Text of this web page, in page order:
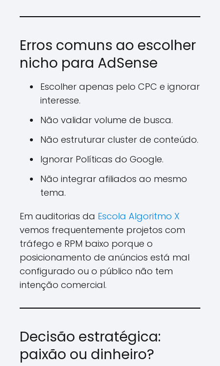
Erros comuns ao escolher
nicho para AdSense
Escolher apenas pelo CPC e ignorar
interesse.
Não validar volume de busca.
Não estruturar cluster de conteúdo.
Ignorar Políticas do Google.
Não integrar afiliados ao mesmo
tema.
Em auditorias da Escola Algoritmo X
vemos frequentemente projetos com
tráfego e RPM baixo porque o
posicionamento de anúncios está mal
configurado ou o público não tem
intenção comercial.
Decisão estratégica:
paixão ou dinheiro?